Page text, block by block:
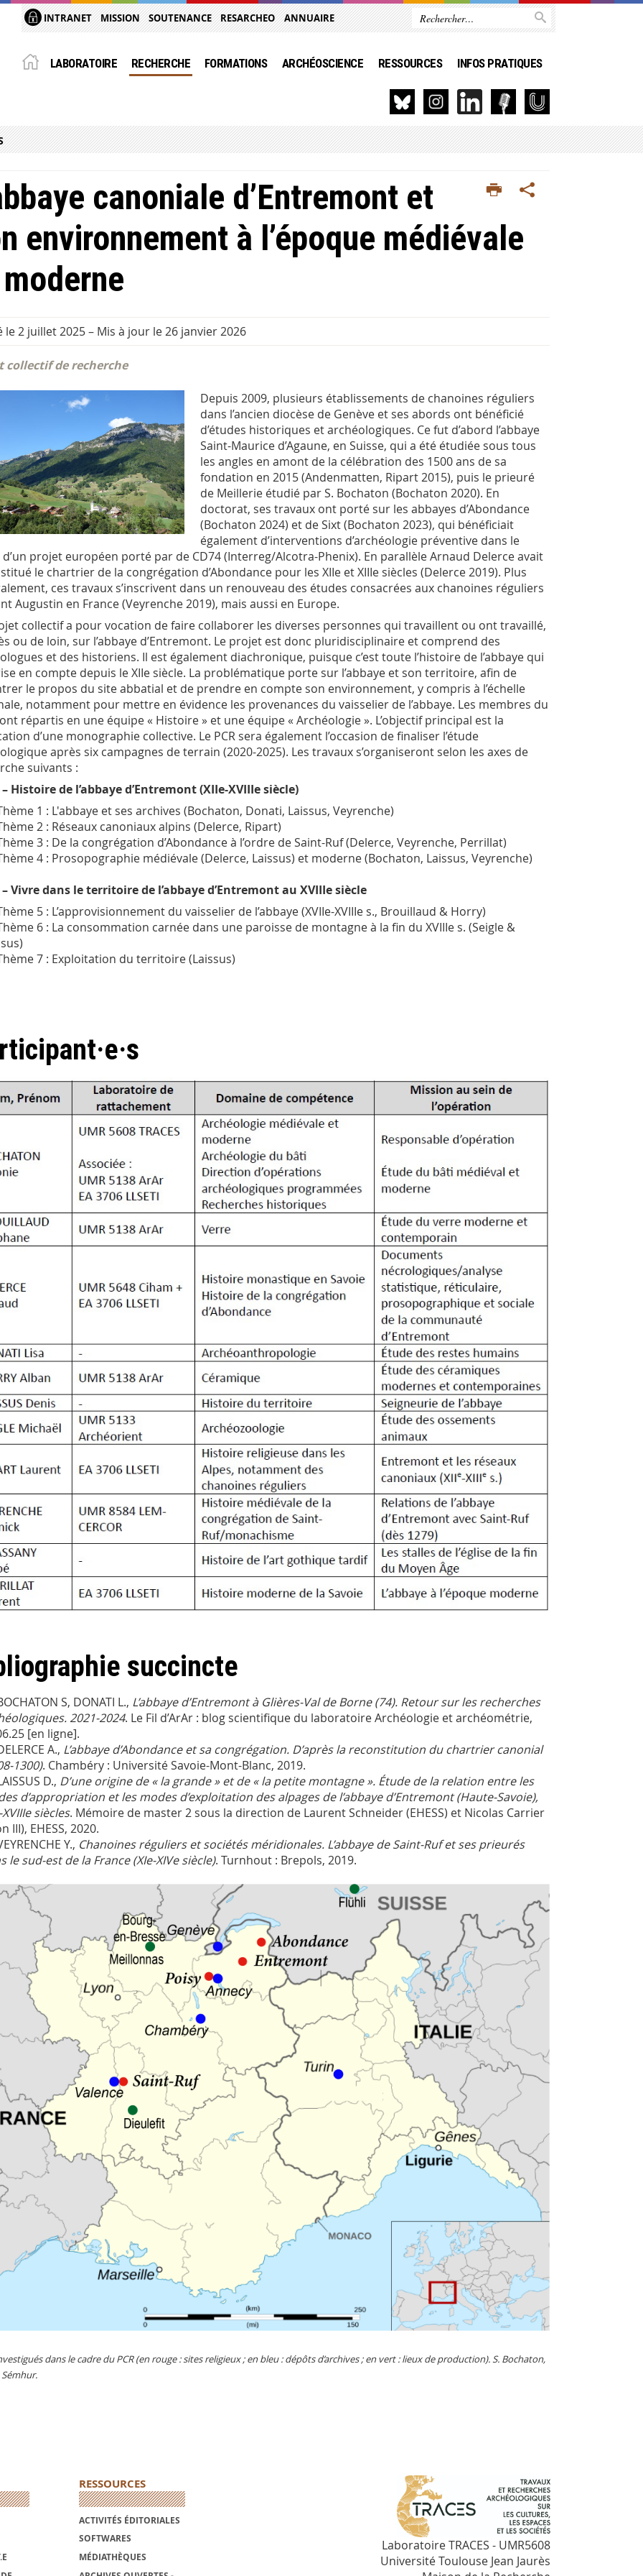
INTRANET MISSION SOUTENANCE RESARCHEO ANNUAIRE
LABORATOIRE RECHERCHE FORMATIONS ARCHÉOSCIENCE RESSOURCES INFOS PRATIQUES
canoniale d’Entremont et
environnement à l’époque médiévale
le 2 juillet 2025– Mis à jour le 26 janvier 2026
collectif de recherche
Depuis 2009, plusieurs établissements de chanoines réguliers
dans l’ancien diocèse de Genève et ses abords ont bénéficié
d’études historiques et archéologiques. Ce fut d’abord l’abbaye
Saint-Maurice d’Agaune, en Suisse, qui a été étudiée sous tous
les angles en amont de la célébration des 1500 ans de sa
fondation en 2015 (Andenmatten, Ripart 2015), puis le prieuré
de Meillerie étudié par S. Bochaton (Bochaton 2020). En
doctorat, ses travaux ont porté sur les abbayes d’Abondance
(Bochaton 2024) et de Sixt (Bochaton 2023), qui bénéficiait
également d’interventions d’archéologie préventive dans le
projet européen porté par de CD74 (Interreg/Alcotra-Phenix). En parallèle Arnaud Delerce avait
le chartrier de la congrégation d’Abondance pour les XIIe et XIIIe siècles (Delerce 2019). Plus
ces travaux s’inscrivent dans un renouveau des études consacrées aux chanoines réguliers
Augustin en France (Veyrenche 2019), mais aussi en Europe.
collectif a pour vocation de faire collaborer les diverses personnes qui travaillent ou ont travaillé,
ou de loin, sur l’abbaye d’Entremont. Le projet est donc pluridisciplinaire et comprend des
et des historiens. Il est également diachronique, puisque c’est toute l’histoire de l’abbaye qui
en compte depuis le XIIe siècle. La problématique porte sur l’abbaye et son territoire, afin de
le propos du site abbatial et de prendre en compte son environnement, y compris à l’échelle
notamment pour mettre en évidence les provenances du vaisselier de l’abbaye. Les membres du
répartis en une équipe « Histoire » et une équipe « Archéologie ». L’objectif principal est la
d’une monographie collective. Le PCR sera également l’occasion de finaliser l’étude
après six campagnes de terrain (2020-2025). Les travaux s’organiseront selon les axes de
suivants :
Histoire de l’abbaye d’Entremont (XIIe-XVIIIe siècle)
1 : L'abbaye et ses archives (Bochaton, Donati, Laissus, Veyrenche)
2 : Réseaux canoniaux alpins (Delerce, Ripart)
3 : De la congrégation d’Abondance à l’ordre de Saint-Ruf (Delerce, Veyrenche, Perrillat)
4 : Prosopographie médiévale (Delerce, Laissus) et moderne (Bochaton, Laissus, Veyrenche)
– Vivre dans le territoire de l’abbaye d’Entremont au XVIIIe siècle
5 : L’approvisionnement du vaisselier de l’abbaye (XVIIe-XVIIIe s., Brouillaud & Horry)
6 : La consommation carnée dans une paroisse de montagne à la fin du XVIIIe s. (Seigle &
7 : Exploitation du territoire (Laissus)
succincte
S, DONATI L., L’abbaye d’Entremont à Glières-Val de Borne (74). Retour sur les recherches
2021-2024. Le Fil d’ArAr : blog scientifique du laboratoire Archéologie et archéométrie,
[en ligne].
A., L’abbaye d’Abondance et sa congrégation. D’après la reconstitution du chartrier canonial
1300). Chambéry : Université Savoie-Mont-Blanc, 2019.
D., D’une origine de « la grande » et de « la petite montagne ». Étude de la relation entre les
d’appropriation et les modes d’exploitation des alpages de l’abbaye d’Entremont (Haute-Savoie),
XVIIIe siècles. Mémoire de master 2 sous la direction de Laurent Schneider (EHESS) et Nicolas Carrier
III), EHESS, 2020.
Y., Chanoines réguliers et sociétés méridionales. L’abbaye de Saint-Ruf et ses prieurés
le sud-est de la France (XIe-XIVe siècle). Turnhout : Brepols, 2019.
dans le cadre du PCR (en rouge : sites religieux ; en bleu : dépôts d’archives ; en vert : lieux de production). S. Bochaton,
Sémhur.
RESSOURCES
ACTIVITÉS ÉDITORIALES
SOFTWARES
MÉDIATHÈQUES
Laboratoire TRACES - UMR5608
Université Toulouse Jean Jaurès